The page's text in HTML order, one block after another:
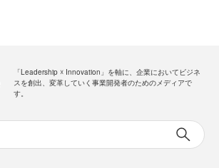
「Leadership ☓ Innovation」を軸に、企業においてビジネ
スを創出、変革していく事業開発者のためのメディアで
す。